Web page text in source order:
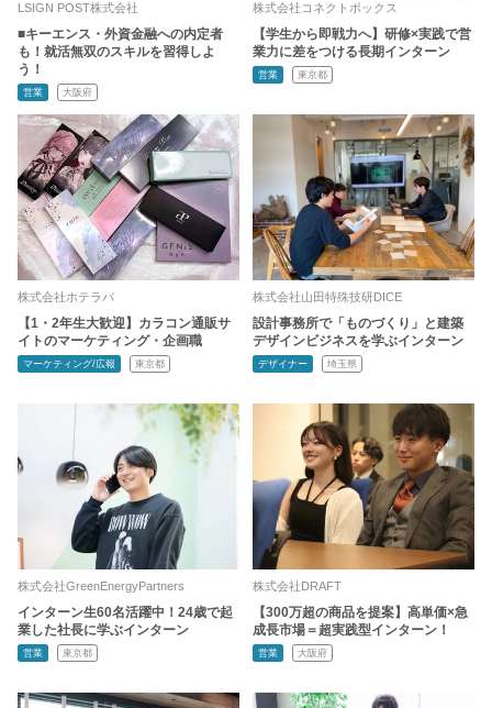
LSIGN POST株式会社
■キーエンス・外資金融への内定者
も！就活無双のスキルを習得しよ
う！
営業 大阪府
株式会社コネクトボックス
【学生から即戦力へ】研修×実践で営
業力に差をつける長期インターン
営業 東京都
株式会社ホテラバ
【1・2年生大歓迎】カラコン通販サ
イトのマーケティング・企画職
マーケティング/広報 東京都
株式会社山田特殊技研DICE
設計事務所で「ものづくり」と建築
デザインビジネスを学ぶインターン
デザイナー 埼玉県
株式会社GreenEnergyPartners
インターン生60名活躍中！24歳で起
業した社長に学ぶインターン
営業 東京都
株式会社DRAFT
【300万超の商品を提案】高単価×急
成長市場＝超実践型インターン！
営業 大阪府